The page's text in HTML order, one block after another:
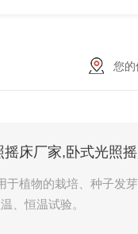
您的
床厂家,卧式光照
于植物的栽培、种子发
、恒温试验。